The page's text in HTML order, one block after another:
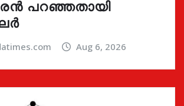
പറഞ്ഞതായി
Aug 6, 2026